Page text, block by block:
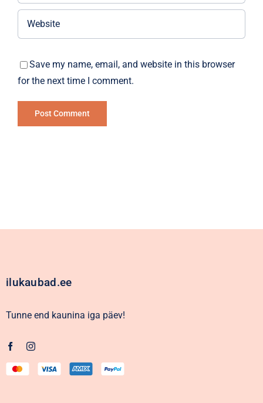
Save my name, email, and website in this browser
for the next time I comment.
ilukaubad.ee
Tunne end kaunina iga päev!